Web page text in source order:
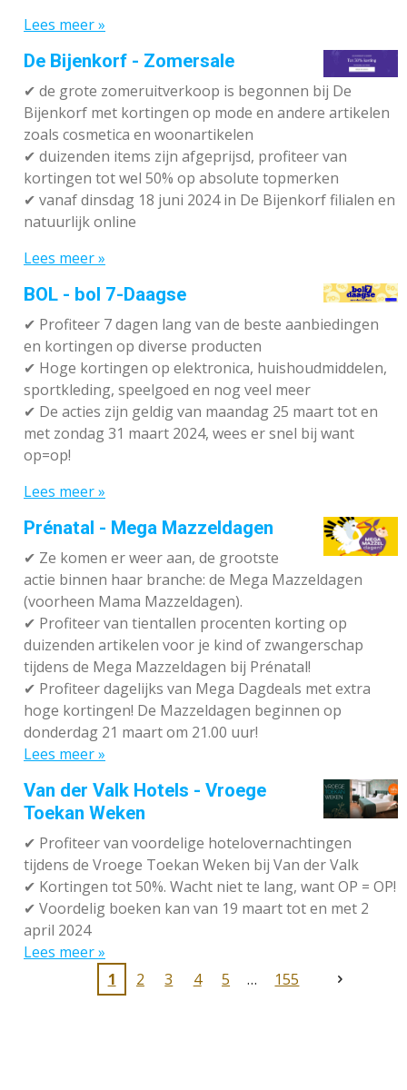
Lees meer »
De Bijenkorf - Zomersale
✔ de grote zomeruitverkoop is begonnen bij De
Bijenkorf met kortingen op mode en andere artikelen
zoals cosmetica en woonartikelen
✔ duizenden items zijn afgeprijsd, profiteer van
kortingen tot wel 50% op absolute topmerken
✔ vanaf dinsdag 18 juni 2024 in De Bijenkorf filialen en
natuurlijk online
Lees meer »
BOL - bol 7-Daagse
✔ Profiteer 7 dagen lang van de beste aanbiedingen
en kortingen op diverse producten
✔ Hoge kortingen op elektronica, huishoudmiddelen,
sportkleding, speelgoed en nog veel meer
✔ De acties zijn geldig van maandag 25 maart tot en
met zondag 31 maart 2024, wees er snel bij want
op=op!
Lees meer »
Prénatal - Mega Mazzeldagen
✔ Ze komen er weer aan, de grootste
actie binnen haar branche: de Mega Mazzeldagen
(voorheen Mama Mazzeldagen).
✔ Profiteer van tientallen procenten korting op
duizenden artikelen voor je kind of zwangerschap
tijdens de Mega Mazzeldagen bij Prénatal!
✔ Profiteer dagelijks van Mega Dagdeals met extra
hoge kortingen! De Mazzeldagen beginnen op
donderdag 21 maart om 21.00 uur!
Lees meer »
Van der Valk Hotels - Vroege
Toekan Weken
✔ Profiteer van voordelige hotelovernachtingen
tijdens de Vroege Toekan Weken bij Van der Valk
✔ Kortingen tot 50%. Wacht niet te lang, want OP = OP!
✔ Voordelig boeken kan van 19 maart tot en met 2
april 2024
Lees meer »
1
2 3 4 5 155